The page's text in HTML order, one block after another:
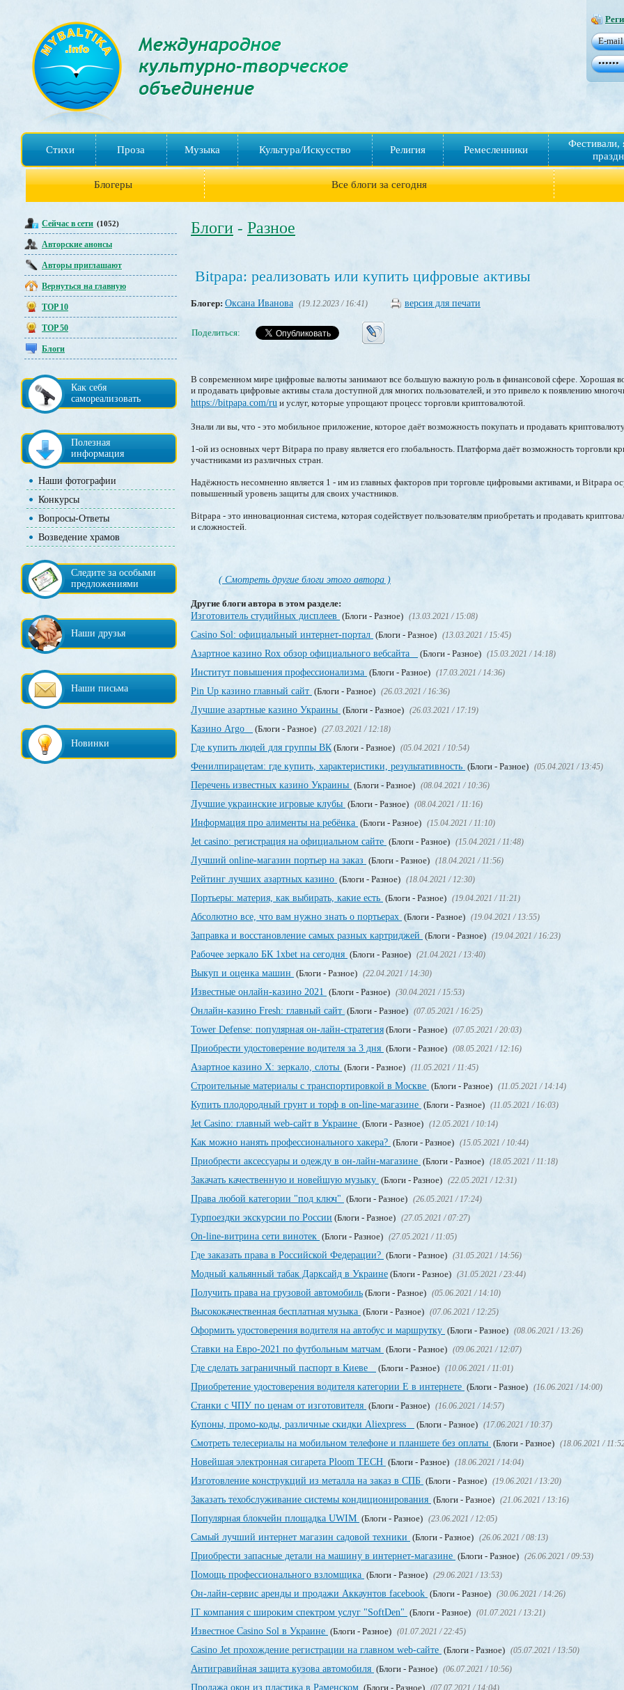
Стихи Проза Музыка Культура/Искусство Религия Ремесленники
Фестивали,
Блогеры Все блоги за сегодня
Сейчас в сети (1052)
Авторские анонсы
Авторы приглашают
Вернуться на главную
TOP 10
TOP 50
Блоги
Как себя
самореализовать
Полезная
информация
Наши фотографии
Конкурсы
Вопросы-Ответы
Возведение храмов
Следите за особыми
предложениями
Наши друзья
Наши письма
Новинки
Блоги - Разное
Bitpapa: реализовать или купить цифровые активы
Блогер: Оксана Иванова (19.12.2023 / 16:41) версия для печати
Поделиться:
В современном мире цифровые валюты занимают все большую важную роль в финансовой сфере. Хорошая
и продавать цифровые активы стала доступной для многих пользователей, и это привело к появлению
https://bitpapa.com/ru и услуг, которые упрощают процесс торговли криптовалютой.
Знали ли вы, что - это мобильное приложение, которое даёт возможность покупать и продавать
1-ой из основных черт Bitpapa по праву является его глобальность. Платформа даёт возможность торговли
участниками из различных стран.
Надёжность несомненно является 1 - им из главных факторов при торговле цифровыми активами, и Bitpapa
повышенный уровень защиты для своих участников.
Bitpapa - это инновационная система, которая содействует пользователям приобретать и продавать
и сложностей.
( Смотреть другие блоги этого автора )
Другие блоги автора в этом разделе:
Изготовитель студийных дисплеев (Блоги - Разное) (13.03.2021 / 15:08)
Casino Sol: официальный интернет-портал (Блоги - Разное) (13.03.2021 / 15:45)
Азартное казино Rox обзор официального вебсайта (Блоги - Разное) (15.03.2021 / 14:18)
Институт повышения профессионализма (Блоги - Разное) (17.03.2021 / 14:36)
Pin Up казино главный сайт (Блоги - Разное) (26.03.2021 / 16:36)
Лучшие азартные казино Украины (Блоги - Разное) (26.03.2021 / 17:19)
Казино Argo (Блоги - Разное) (27.03.2021 / 12:18)
Где купить людей для группы ВК(Блоги - Разное) (05.04.2021 / 10:54)
Фенилпирацетам: где купить, характеристики, результативность (Блоги - Разное) (05.04.2021 / 13:45)
Перечень известных казино Украины (Блоги - Разное) (08.04.2021 / 10:36)
Лучшие украинские игровые клубы (Блоги - Разное) (08.04.2021 / 11:16)
Информация про алименты на ребёнка (Блоги - Разное) (15.04.2021 / 11:10)
Jet casino: регистрация на официальном сайте (Блоги - Разное) (15.04.2021 / 11:48)
Лучший online-магазин портьер на заказ (Блоги - Разное) (18.04.2021 / 11:56)
Рейтинг лучших азартных казино (Блоги - Разное) (18.04.2021 / 12:30)
Портьеры: материя, как выбирать, какие есть (Блоги - Разное) (19.04.2021 / 11:21)
Абсолютно все, что вам нужно знать о портьерах (Блоги - Разное) (19.04.2021 / 13:55)
Заправка и восстановление самых разных картриджей (Блоги - Разное) (19.04.2021 / 16:23)
Рабочее зеркало БК 1xbet на сегодня (Блоги - Разное) (21.04.2021 / 13:40)
Выкуп и оценка машин (Блоги - Разное) (22.04.2021 / 14:30)
Известные онлайн-казино 2021 (Блоги - Разное) (30.04.2021 / 15:53)
Онлайн-казино Fresh: главный сайт (Блоги - Разное) (07.05.2021 / 16:25)
Tower Defense: популярная он-лайн-стратегия (Блоги - Разное) (07.05.2021 / 20:03)
Приобрести удостоверение водителя за 3 дня (Блоги - Разное) (08.05.2021 / 12:16)
Азартное казино X: зеркало, слоты (Блоги - Разное) (11.05.2021 / 11:45)
Строительные материалы с транспортировкой в Москве (Блоги - Разное) (11.05.2021 / 14:14)
Купить плодородный грунт и торф в on-line-магазине (Блоги - Разное) (11.05.2021 / 16:03)
Jet Сasino: главный web-сайт в Украине (Блоги - Разное) (12.05.2021 / 10:14)
Как можно нанять профессионального хакера? (Блоги - Разное) (15.05.2021 / 10:44)
Приобрести аксессуары и одежду в он-лайн-магазине (Блоги - Разное) (18.05.2021 / 11:18)
Закачать качественную и новейшую музыку (Блоги - Разное) (22.05.2021 / 12:31)
Права любой категории "под ключ" (Блоги - Разное) (26.05.2021 / 17:24)
Турпоездки экскурсии по России (Блоги - Разное) (27.05.2021 / 07:27)
On-line-витрина сети винотек (Блоги - Разное) (27.05.2021 / 11:05)
Где заказать права в Российской Федерации? (Блоги - Разное) (31.05.2021 / 14:56)
Модный кальянный табак Дарксайд в Украине (Блоги - Разное) (31.05.2021 / 23:44)
Получить права на грузовой автомобиль (Блоги - Разное) (05.06.2021 / 14:10)
Высококачественная бесплатная музыка (Блоги - Разное) (07.06.2021 / 12:25)
Оформить удостоверения водителя на автобус и маршрутку (Блоги - Разное) (08.06.2021 / 13:26)
Ставки на Евро-2021 по футбольным матчам (Блоги - Разное) (09.06.2021 / 12:07)
Где сделать заграничный паспорт в Киеве (Блоги - Разное) (10.06.2021 / 11:01)
Приобретение удостоверения водителя категории Е в интернете (Блоги - Разное) (16.06.2021 / 14:00)
Станки с ЧПУ по ценам от изготовителя (Блоги - Разное) (16.06.2021 / 14:57)
Купоны, промо-коды, различные скидки Aliexpress (Блоги - Разное) (17.06.2021 / 10:37)
Смотреть телесериалы на мобильном телефоне и планшете без оплаты (Блоги - Разное) (18.06.2021 /
Новейшая электронная сигарета Ploom TECH (Блоги - Разное) (18.06.2021 / 14:04)
Изготовление конструкций из металла на заказ в СПБ (Блоги - Разное) (19.06.2021 / 13:20)
Заказать техобслуживание системы кондиционирования (Блоги - Разное) (21.06.2021 / 13:16)
Популярная блокчейн площадка UWIM (Блоги - Разное) (23.06.2021 / 12:05)
Самый лучший интернет магазин садовой техники (Блоги - Разное) (26.06.2021 / 08:13)
Приобрести запасные детали на машину в интернет-магазине (Блоги - Разное) (26.06.2021 / 09:53)
Помощь профессионального взломщика (Блоги - Разное) (29.06.2021 / 13:53)
Он-лайн-сервис аренды и продажи Аккаунтов facebook (Блоги - Разное) (30.06.2021 / 14:26)
IT компания с широким спектром услуг "SoftDen" (Блоги - Разное) (01.07.2021 / 13:21)
Известное Casino Sol в Украине (Блоги - Разное) (01.07.2021 / 22:45)
Сasino Jet прохождение регистрации на главном web-сайте (Блоги - Разное) (05.07.2021 / 13:50)
Антигравийная защита кузова автомобиля (Блоги - Разное) (06.07.2021 / 10:56)
Продажа окон из пластика в Раменском (Блоги - Разное)